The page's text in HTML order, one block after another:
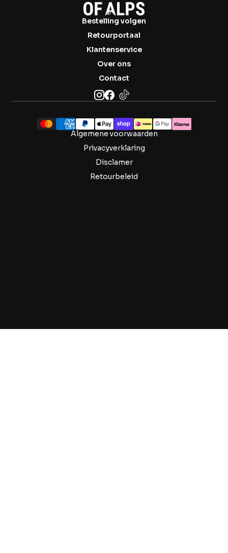
Bestelling volgen
Retourportaal
Klantenservice
Over ons
Contact
Algemene voorwaarden
Privacyverklaring
Disclamer
Retourbeleid